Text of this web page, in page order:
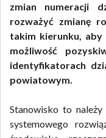
zmian numeracji
rozważyć zmianę
takim kierunku, aby
możliwość
identyfikatorach
powiatowym.
Stanowisko to
systemowego